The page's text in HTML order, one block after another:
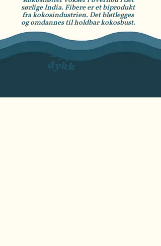
sørlige India. Fibere er et biprodukt
fra kokosindustrien. Det bløtlegges
og omdannes til holdbar kokosbust.
Dyp
dykk